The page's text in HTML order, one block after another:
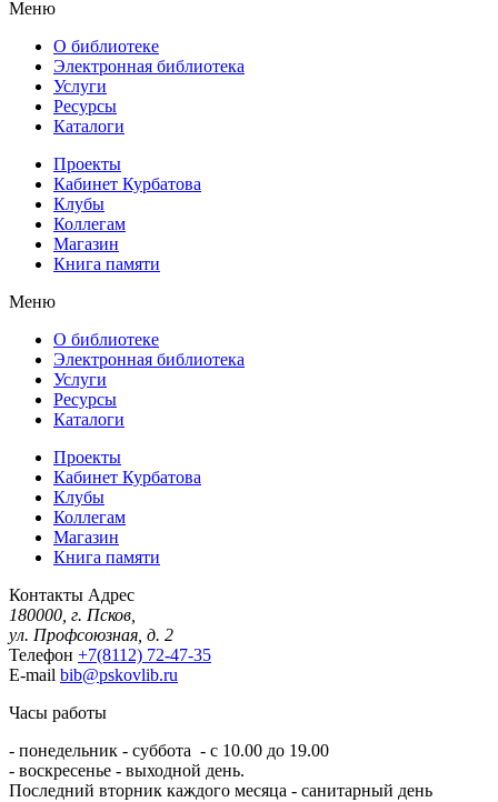
Меню
О библиотеке
Электронная библиотека
Услуги
Ресурсы
Каталоги
Проекты
Кабинет Курбатова
Клубы
Коллегам
Магазин
Книга памяти
Меню
О библиотеке
Электронная библиотека
Услуги
Ресурсы
Каталоги
Проекты
Кабинет Курбатова
Клубы
Коллегам
Магазин
Книга памяти
Контакты Адрес
180000, г. Псков,
ул. Профсоюзная, д. 2
Телефон +7(8112) 72-47-35
E-mail bib@pskovlib.ru
Часы работы
- понедельник - суббота - с 10.00 до 19.00
- воскресенье - выходной день.
Последний вторник каждого месяца - санитарный день